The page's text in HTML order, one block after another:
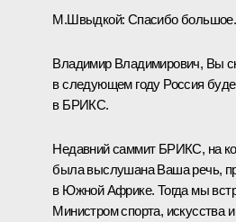
М.Швыдкой: Спасибо большое.
Владимир Владимирович, Вы
в следующем году Россия
в БРИКС.
Недавний саммит БРИКС, на
была выслушана Ваша речь,
в Южной Африке. Тогда мы
Министром спорта, искусства